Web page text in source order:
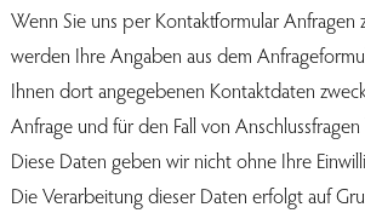
Wenn Sie uns per Kontaktformular Anfragen
werden Ihre Angaben aus dem
Ihnen dort angegebenen Kontaktdaten
Anfrage und für den Fall von
Diese Daten geben wir nicht ohne Ihre
Die Verarbeitung dieser Daten erfolgt auf